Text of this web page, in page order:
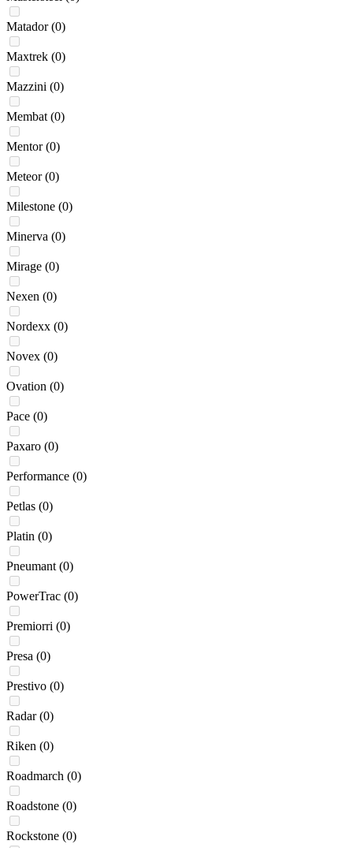
Matador (0)
Maxtrek (0)
Mazzini (0)
Membat (0)
Mentor (0)
Meteor (0)
Milestone (0)
Minerva (0)
Mirage (0)
Nexen (0)
Nordexx (0)
Novex (0)
Ovation (0)
Pace (0)
Paxaro (0)
Performance (0)
Petlas (0)
Platin (0)
Pneumant (0)
PowerTrac (0)
Premiorri (0)
Presa (0)
Prestivo (0)
Radar (0)
Riken (0)
Roadmarch (0)
Roadstone (0)
Rockstone (0)